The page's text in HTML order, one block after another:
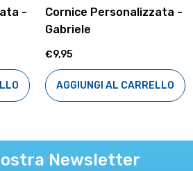
-
Cornice Personalizzata -
Gabriele
€9,95
AGGIUNGI AL CARRELLO
Newsletter